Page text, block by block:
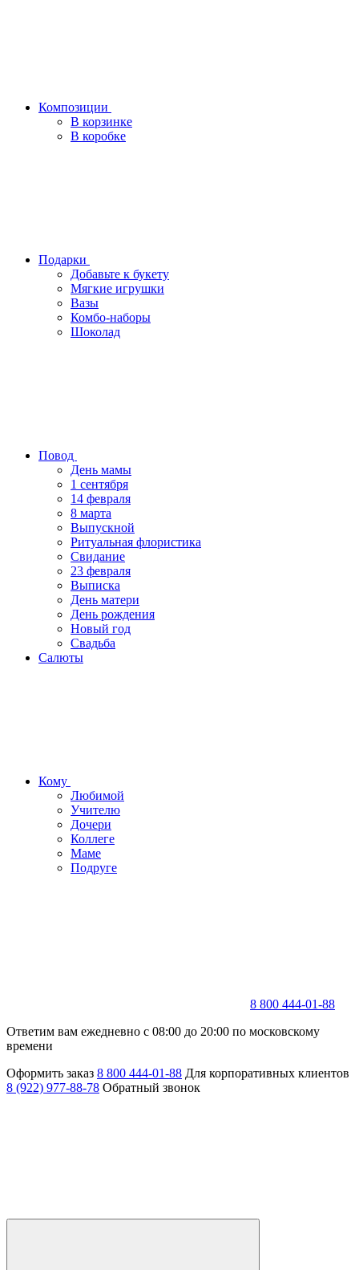
Композиции
В корзинке
В коробке
Подарки
Добавьте к букету
Мягкие игрушки
Вазы
Комбо-наборы
Шоколад
Повод
День мамы
1 сентября
14 февраля
8 марта
Выпускной
Ритуальная флористика
Свидание
23 февраля
Выписка
День матери
День рождения
Новый год
Свадьба
Салюты
Кому
Любимой
Учителю
Дочери
Коллеге
Маме
Подруге
8 800 444-01-88
Ответим вам ежедневно с 08:00 до 20:00 по московскому
времени
Оформить заказ 8 800 444-01-88 Для корпоративных клиентов
8 (922) 977-88-78 Обратный звонок